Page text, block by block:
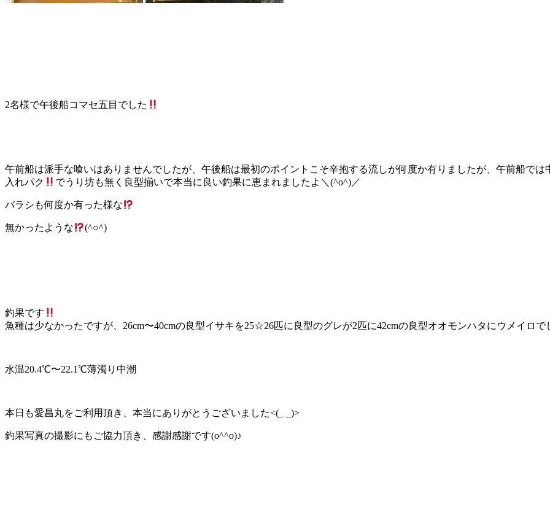
2名様で午後船コマセ五目でした
午前船は派手な喰いはありませんでしたが、午後船は最初のポイントこそ辛抱する流しが何度か有りましたが、午前船で
入れパク
でうり坊も無く良型揃いで本当に良い釣果に恵まれましたよ＼(^o^)／
バラシも何度か有った様な
無かったような (^○^)
釣果です
魚種は少なかったですが、26cm〜40cmの良型イサキを25☆26匹に良型のグレが2匹に42cmの良型オオモンハタにウメイロで
水温20.4℃〜22.1℃薄濁り中潮
本日も愛昌丸をご利用頂き、本当にありがとうございました<(_ _)>
釣果写真の撮影にもご協力頂き、感謝感謝です(o^^o)♪